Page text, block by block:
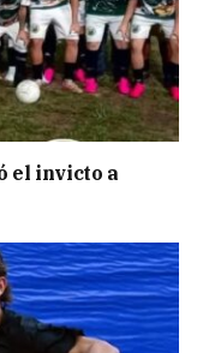
el invicto a